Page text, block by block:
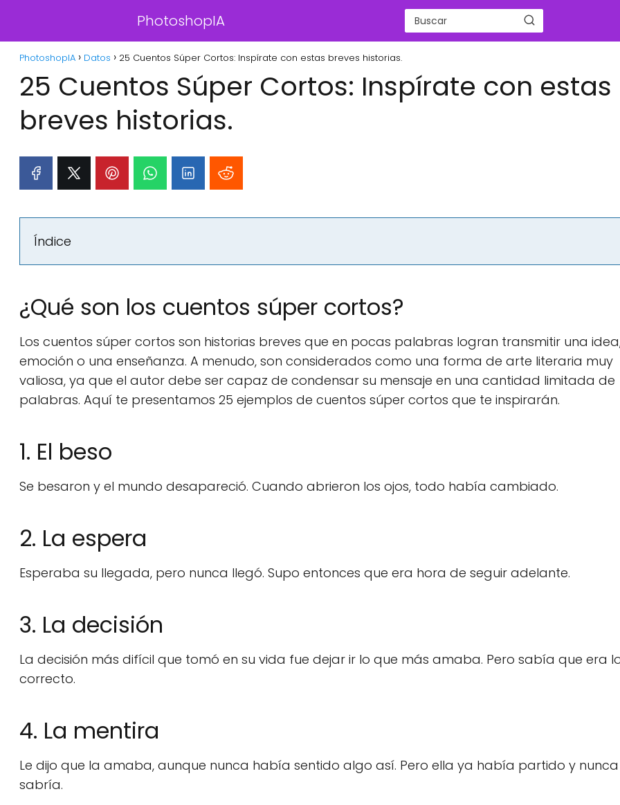
PhotoshopIA
PhotoshopIA Datos 25 Cuentos Súper Cortos: Inspírate con estas breves historias.
25 Cuentos Súper Cortos: Inspírate con estas
breves historias.
Índice
¿Qué son los cuentos súper cortos?
Los cuentos súper cortos son historias breves que en pocas palabras logran transmitir una
emoción o una enseñanza. A menudo, son considerados como una forma de arte literaria muy
valiosa, ya que el autor debe ser capaz de condensar su mensaje en una cantidad limitada de
palabras. Aquí te presentamos 25 ejemplos de cuentos súper cortos que te inspirarán.
1. El beso
Se besaron y el mundo desapareció. Cuando abrieron los ojos, todo había cambiado.
2. La espera
Esperaba su llegada, pero nunca llegó. Supo entonces que era hora de seguir adelante.
3. La decisión
La decisión más difícil que tomó en su vida fue dejar ir lo que más amaba. Pero sabía que era
correcto.
4. La mentira
Le dijo que la amaba, aunque nunca había sentido algo así. Pero ella ya había partido y
sabría.